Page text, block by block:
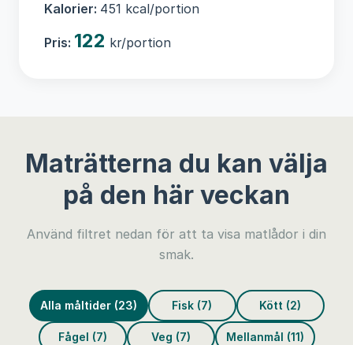
Kalorier: 451 kcal/portion
Pris: 122 kr/portion
Maträtterna du kan välja
på den här veckan
Använd filtret nedan för att ta visa matlådor i din
smak.
Alla måltider (23) Fisk (7) Kött (2)
Fågel (7) Veg (7) Mellanmål (11)